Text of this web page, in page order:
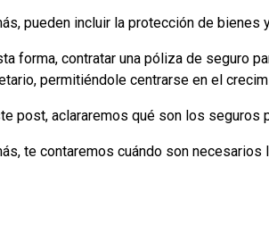
pueden incluir la protección de
forma, contratar una póliza de seguro
permitiéndole centrarse en el
post, aclararemos qué son los seguros
te contaremos cuándo son